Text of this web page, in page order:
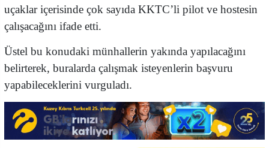
uçaklar içerisinde çok sayıda KKTC’li pilot ve hostesin
çalışacağını ifade etti.
Üstel bu konudaki münhallerin yakında yapılacağını
belirterek, buralarda çalışmak isteyenlerin başvuru
yapabileceklerini vurguladı.